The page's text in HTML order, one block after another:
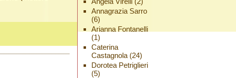
Annagrazia Sarro
(6)
Arianna Fontanelli
(1)
Caterina
Castagnola(24)
Dorotea Petriglieri
(5)